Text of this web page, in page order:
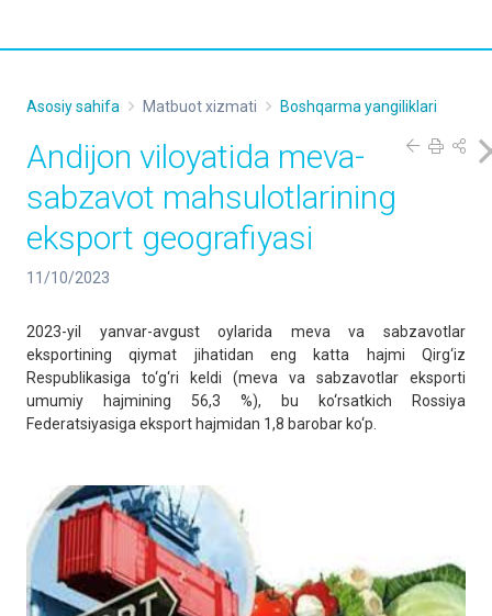
Asosiy sahifa Matbuot xizmati Boshqarma yangiliklari
Аndijon viloyatida meva-
sabzavot mahsulotlarining
eksport geografiyasi
11/10/2023
2023-yil yanvar-avgust oylarida meva va sabzavotlar
eksportining qiymat jihatidan eng katta hajmi Qirg‘iz
Respublikasiga to‘g‘ri keldi (meva va sabzavotlar eksporti
umumiy hajmining 56,3 %), bu ko‘rsatkich Rossiya
Federatsiyasiga eksport hajmidan 1,8 barobar ko‘p.